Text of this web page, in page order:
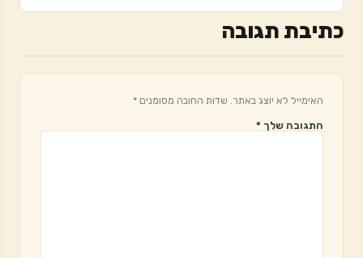
כתיבת תגובה
האימייל לא יוצג באתר. שדות החובה מסומנים *
התגובה שלך *